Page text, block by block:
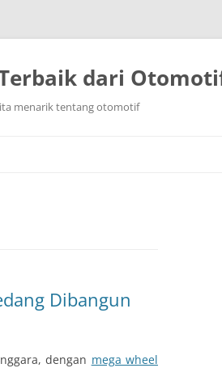
dari
menarik tentang otomotif
Dibangun
dengan mega wheel